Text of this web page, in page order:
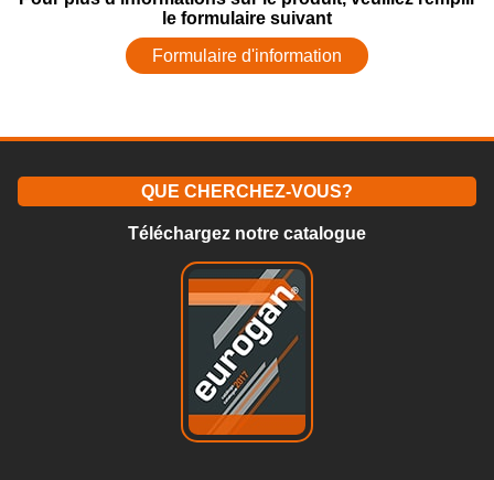
le formulaire suivant
Formulaire d'information
QUE CHERCHEZ-VOUS?
Téléchargez notre catalogue